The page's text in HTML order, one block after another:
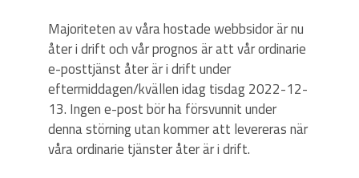
Majoriteten av våra hostade webbsidor är nu
åter i drift och vår prognos är att vår ordinarie
e-posttjänst åter är i drift under
eftermiddagen/kvällen idag tisdag 2022-12-
13. Ingen e-post bör ha försvunnit under
denna störning utan kommer att levereras när
våra ordinarie tjänster åter är i drift.